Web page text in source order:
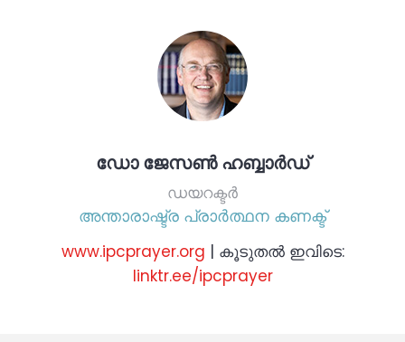
ഡോ ജേസൺ ഹബ്ബാർഡ്
ഡയറക്ടർ
അന്താരാഷ്ട്ര പ്രാർത്ഥന കണക്ട്
www.ipcprayer.org | കൂടുതൽ ഇവിടെ:
linktr.ee/ipcprayer